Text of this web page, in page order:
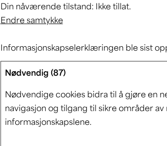
Din nåværende tilstand: Ikke tillat.
Endre samtykke
Informasjonskapselerklæringen ble sist
Nødvendig (87)
Nødvendige cookies bidra til å gjøre en
navigasjon og tilgang til sikre områder
informasjonskapslene.